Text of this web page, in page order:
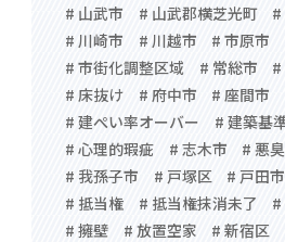
# 山武市
# 山武郡横芝光町 #
# 川崎市
# 川越市 # 市原市
# 市街化調整区域
# 常総市 #
# 床抜け
# 府中市 # 座間市
# 建ぺい率オーバー
# 建築基
# 心理的瑕疵
# 志木市 # 悪臭
# 我孫子市
# 戸塚区 # 戸田市
# 抵当権
# 抵当権抹消未了
#
# 擁壁
# 放置空家 # 新宿区